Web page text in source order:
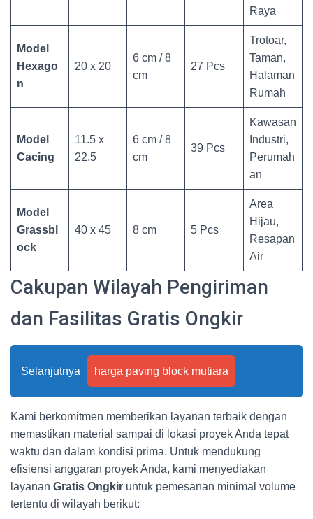
Raya
Model
Hexago
n
20 x 20
6 cm / 8
cm
27 Pcs
Trotoar,
Taman,
Halaman
Rumah
Model
Cacing
11.5 x
22.5
6 cm / 8
cm
39 Pcs
Kawasan
Industri,
Perumah
an
Model
Grassbl
ock
40 x 45 8 cm 5 Pcs
Area
Hijau,
Resapan
Air
Cakupan Wilayah Pengiriman
dan Fasilitas Gratis Ongkir
Selanjutnya harga paving block mutiara
Kami berkomitmen memberikan layanan terbaik dengan
memastikan material sampai di lokasi proyek Anda tepat
waktu dan dalam kondisi prima. Untuk mendukung
efisiensi anggaran proyek Anda, kami menyediakan
layanan Gratis Ongkir untuk pemesanan minimal volume
tertentu di wilayah berikut: